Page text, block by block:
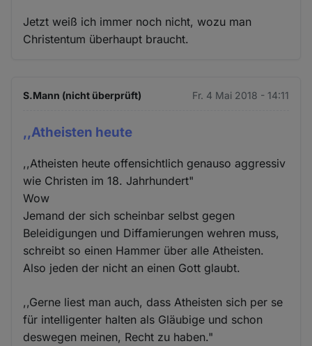
Jetzt weiß ich immer noch nicht, wozu man
Christentum überhaupt braucht.
S.Mann (nicht überprüft) Fr. 4 Mai 2018 - 14:11
,,Atheisten heute
,,Atheisten heute offensichtlich genauso aggressiv
wie Christen im 18. Jahrhundert"
Wow
Jemand der sich scheinbar selbst gegen
Beleidigungen und Diffamierungen wehren muss,
schreibt so einen Hammer über alle Atheisten.
Also jeden der nicht an einen Gott glaubt.
,,Gerne liest man auch, dass Atheisten sich per se
für intelligenter halten als Gläubige und schon
deswegen meinen, Recht zu haben."